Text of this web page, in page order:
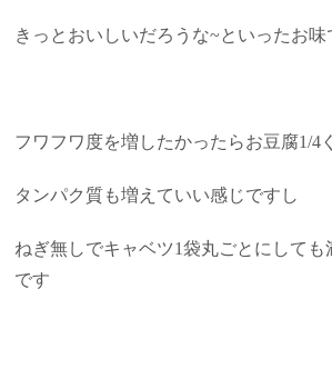
きっとおいしいだろうな~といったお味
フワフワ度を増したかったらお豆腐1/4
タンパク質も増えていい感じですし
ねぎ無しでキャベツ1袋丸ごとにしても
です